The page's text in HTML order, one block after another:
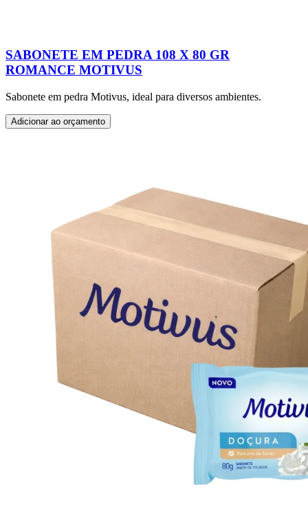
SABONETE EM PEDRA 108 X 80 GR
ROMANCE MOTIVUS
Sabonete em pedra Motivus, ideal para diversos ambientes.
Adicionar ao orçamento